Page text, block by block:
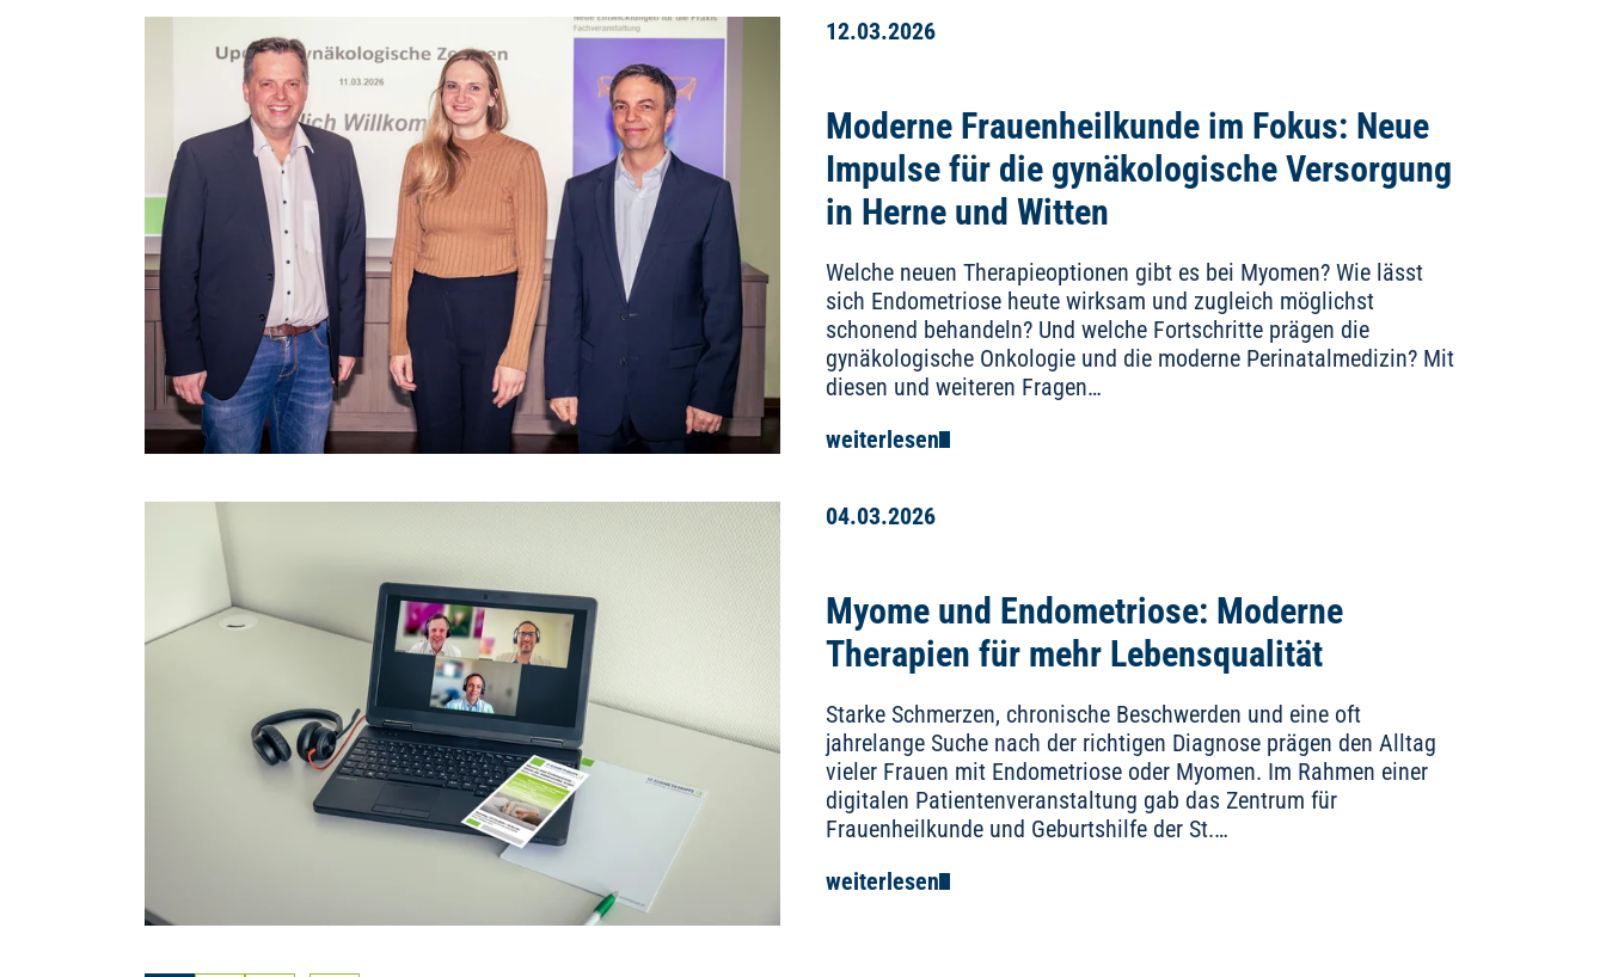
12.03.2026
Moderne Frauenheilkunde im Fokus: Neue
Impulse für die gynäkologische Versorgung
in Herne und Witten
Welche neuen Therapieoptionen gibt es bei Myomen? Wie lässt
sich Endometriose heute wirksam und zugleich möglichst
schonend behandeln? Und welche Fortschritte prägen die
gynäkologische Onkologie und die moderne Perinatalmedizin? Mit
diesen und weiteren Fragen…
weiterlesen
04.03.2026
Myome und Endometriose: Moderne
Therapien für mehr Lebensqualität
Starke Schmerzen, chronische Beschwerden und eine oft
jahrelange Suche nach der richtigen Diagnose prägen den Alltag
vieler Frauen mit Endometriose oder Myomen. Im Rahmen einer
digitalen Patientenveranstaltung gab das Zentrum für
Frauenheilkunde und Geburtshilfe der St.…
weiterlesen